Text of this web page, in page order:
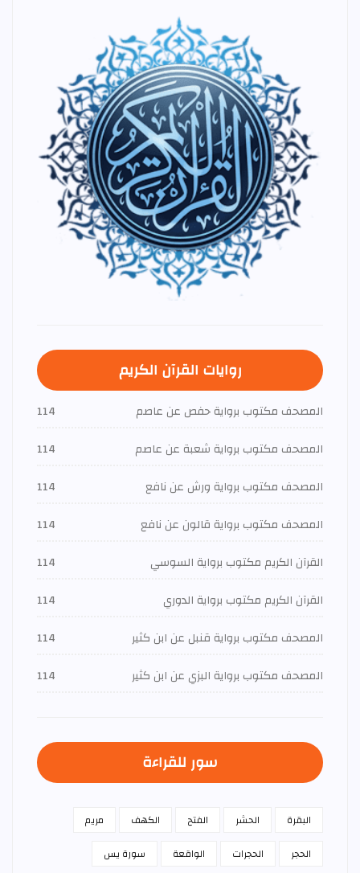
روايات القرآن الكريم
المصحف مكتوب برواية حفص عن عاصم
114
المصحف مكتوب برواية شعبة عن عاصم
114
المصحف مكتوب برواية ورش عن نافع
114
المصحف مكتوب برواية قالون عن نافع
114
القرآن الكريم مكتوب برواية السوسي
114
القرآن الكريم مكتوب برواية الدوري
114
المصحف مكتوب برواية قنبل عن ابن كثير
114
المصحف مكتوب برواية البزي عن ابن كثير
114
سور للقراءة
البقرة الحشر الفتح الكهف
مريم
الحجر
الحجرات الواقعة
سورة يس